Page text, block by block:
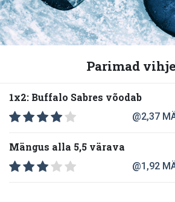
Parimad
1x2: Buffalo Sabres võodab
@2,37
Mängus alla 5,5 värava
@1,92